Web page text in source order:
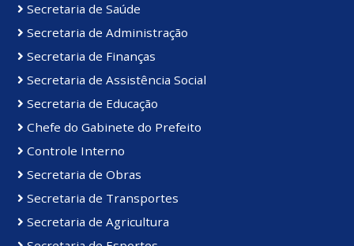
Secretaria de Saúde
Secretaria de Administração
Secretaria de Finanças
Secretaria de Assistência Social
Secretaria de Educação
Chefe do Gabinete do Prefeito
Controle Interno
Secretaria de Obras
Secretaria de Transportes
Secretaria de Agricultura